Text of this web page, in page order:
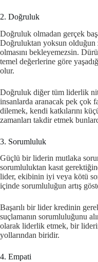
2. Doğruluk
Doğruluk olmadan gerçek
Doğruluktan yoksun olduğun
olmasını bekleyemezsin.
temel değerlerine göre
olur.
Doğruluk diğer tüm liderlik
insanlarda aranacak pek çok
dilemek, kendi katkılarını
zamanları takdir etmek
3. Sorumluluk
Güçlü bir liderin mutlaka
sorumluluktan kasıt
lider, ekibinin iyi veya kötü
içinde sorumluluğun artış
Başarılı bir lider kredinin
suçlamanın sorumluluğunu
olarak liderlik etmek, bir
yollarından biridir.
4. Empati